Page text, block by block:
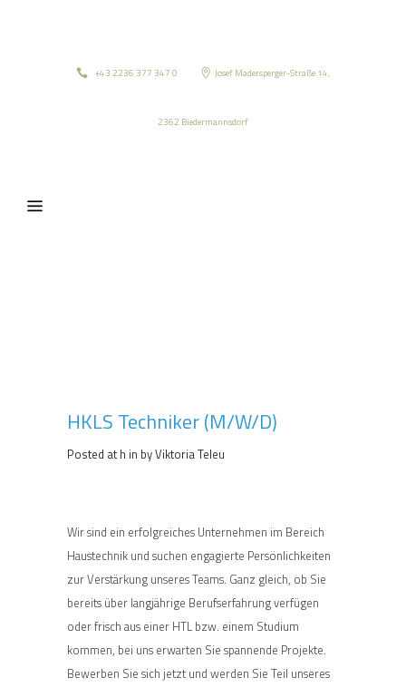
+43 2236 377 347 0 Josef Madersperger-Straße 14,
2362 Biedermannsdorf
HKLS Techniker (M/W/D)
Posted at h in byViktoria Teleu
Wir sind ein erfolgreiches Unternehmen im Bereich
Haustechnik und suchen engagierte Persönlichkeiten
zur Verstärkung unseres Teams. Ganz gleich, ob Sie
bereits über langjährige Berufserfahrung verfügen
oder frisch aus einer HTL bzw. einem Studium
kommen, bei uns erwarten Sie spannende Projekte.
Bewerben Sie sich jetzt und werden Sie Teil unseres